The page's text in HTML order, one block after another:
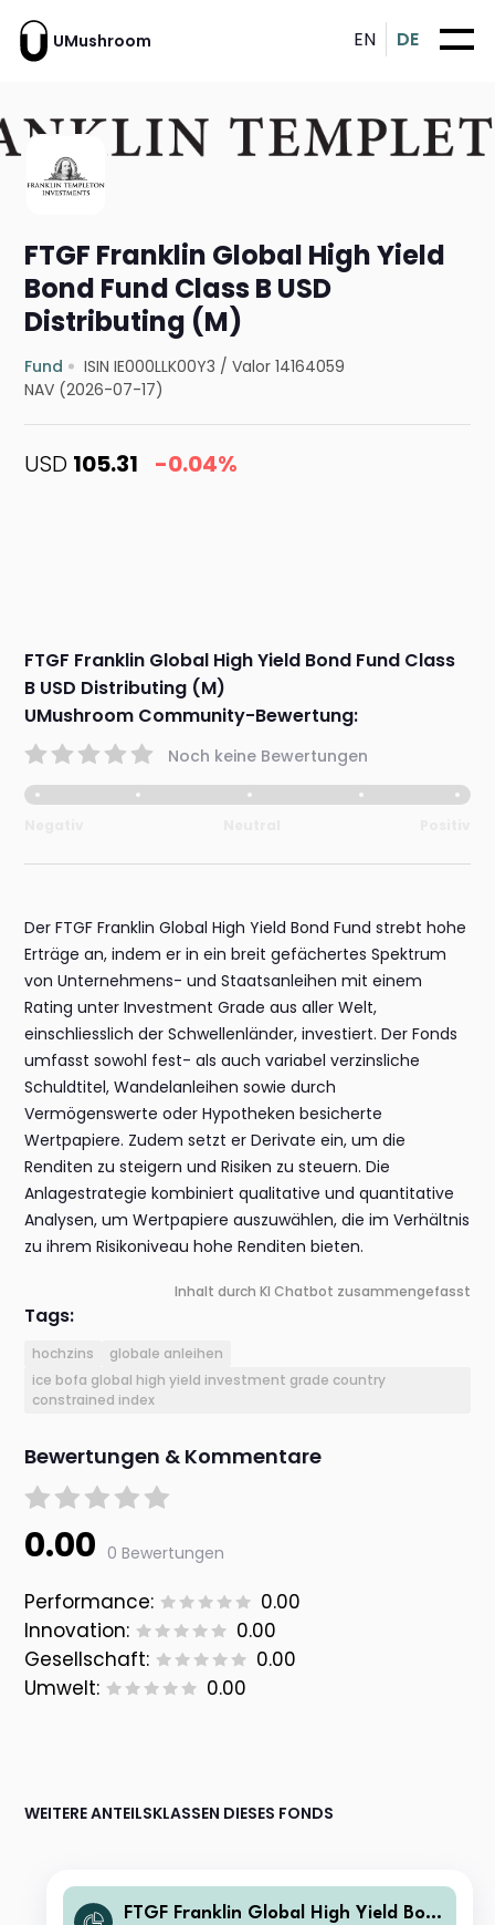
UMushroom EN DE
FTGF Franklin Global High Yield
Bond Fund Class B USD
Distributing (M)
Fund ISIN IE000LLK00Y3 /Valor 14164059
NAV (2026-07-17)
USD 105.31 -0.04%
FTGF Franklin Global High Yield Bond Fund Class
B USD Distributing (M)
UMushroom Community-Bewertung:
Noch keine Bewertungen
Der FTGF Franklin Global High Yield Bond Fund strebt hohe
Erträge an, indem er in ein breit gefächertes Spektrum
von Unternehmens- und Staatsanleihen mit einem
Rating unter Investment Grade aus aller Welt,
einschliesslich der Schwellenländer, investiert. Der Fonds
umfasst sowohl fest- als auch variabel verzinsliche
Schuldtitel, Wandelanleihen sowie durch
Vermögenswerte oder Hypotheken besicherte
Wertpapiere. Zudem setzt er Derivate ein, um die
Renditen zu steigern und Risiken zu steuern. Die
Anlagestrategie kombiniert qualitative und quantitative
Analysen, um Wertpapiere auszuwählen, die im Verhältnis
zu ihrem Risikoniveau hohe Renditen bieten.
Inhalt durch KI Chatbot zusammengefasst
Tags:
hochzins
globale anleihen
ice bofa global high yield investment grade country
constrained index
Bewertungen & Kommentare
0.00 0 Bewertungen
Performance:
0.00
Innovation:
0.00
Gesellschaft:
0.00
Umwelt:
0.00
WEITERE ANTEILSKLASSEN DIESES FONDS
FTGF Franklin Global High Yield Bon